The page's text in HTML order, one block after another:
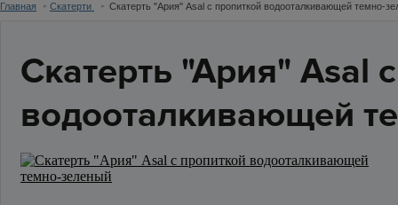
Главная Скатерти Скатерть "Ария" Asal с пропиткой водооталкивающей темно-
Скатерть "Ария" Asal
водооталкивающей